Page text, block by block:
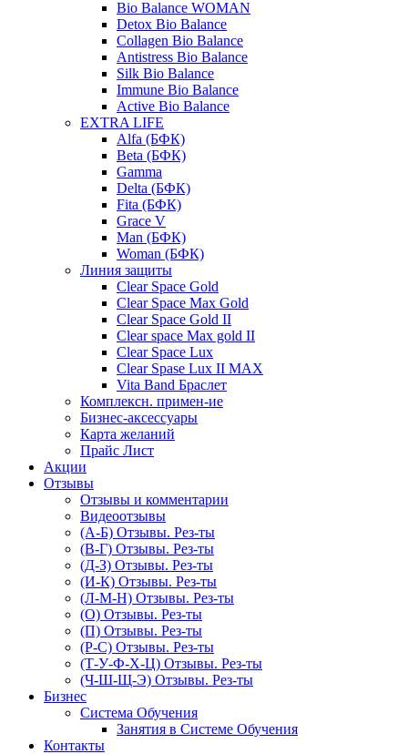
Bio Balance WOMAN
Detox Bio Balance
Collagen Bio Balance
Antistress Bio Balance
Silk Bio Balance
Immune Bio Balance
Active Bio Balance
EXTRA LIFE
Alfa (БФК)
Вeta (БФК)
Gamma
Delta (БФК)
Fita (БФК)
Grace V
Man (БФК)
Woman (БФК)
Линия защиты
Clear Space Gold
Clear Space Max Gold
Clear Space Gold II
Clear space Max gold II
Clear Space Lux
Clear Spase Lux II MAX
Vita Band Браслет
Комплексн. примен-ие
Бизнес-аксессуары
Карта желаний
Прайс Лист
Акции
Отзывы
Отзывы и комментарии
Видеоотзывы
(А-Б) Отзывы. Рез-ты
(В-Г) Отзывы. Рез-ты
(Д-З) Отзывы. Рез-ты
(И-К) Отзывы. Рез-ты
(Л-М-Н) Отзывы. Рез-ты
(О) Отзывы. Рез-ты
(П) Отзывы. Рез-ты
(Р-С) Отзывы. Рез-ты
(Т-У-Ф-Х-Ц) Отзывы. Рез-ты
(Ч-Ш-Щ-Э) Отзывы. Рез-ты
Бизнес
Система Обучения
Занятия в Системе Обучения
Контакты